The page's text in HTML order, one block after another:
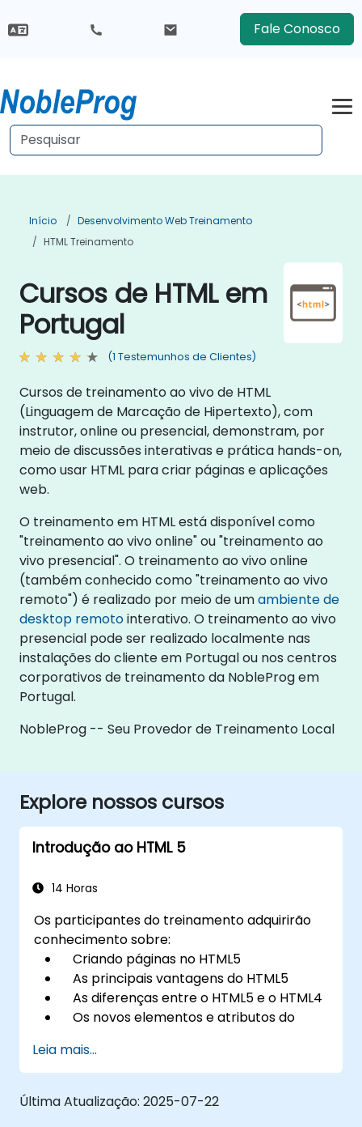
Fale Conosco
Início
Desenvolvimento Web Treinamento
HTML Treinamento
Cursos de HTML em
Portugal
(1 Testemunhos de Clientes)
Cursos de treinamento ao vivo de HTML
(Linguagem de Marcação de Hipertexto), com
instrutor, online ou presencial, demonstram, por
meio de discussões interativas e prática hands-on,
como usar HTML para criar páginas e aplicações
web.
O treinamento em HTML está disponível como
"treinamento ao vivo online" ou "treinamento ao
vivo presencial". O treinamento ao vivo online
(também conhecido como "treinamento ao vivo
remoto") é realizado por meio de umambiente de
desktop remotointerativo. O treinamento ao vivo
presencial pode ser realizado localmente nas
instalações do cliente em Portugal ou nos centros
corporativos de treinamento da NobleProg em
Portugal.
NobleProg -- Seu Provedor de Treinamento Local
Explore nossos cursos
Introdução ao HTML 5
14 Horas
Os participantes do treinamento adquirirão
conhecimento sobre:
Criando páginas no HTML5
As principais vantagens do HTML5
As diferenças entre o HTML5 e o HTML4
Os novos elementos e atributos do
Manipulação de mídia de áudio e vídeo
no HTML5
Criando formulários
Web Storage para aplicações offline
Leia mais...
Última Atualização: 2025-07-22